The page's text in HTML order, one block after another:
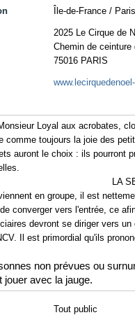
Île-de-France / Paris
2025 Le Cirque de
Chemin de ceinture
75016 PARIS
Loyal aux acrobates,
comme toujours la joie des
auront le choix : ils pourront
LA
en groupe, il est
converger vers l'entrée, ce
devront se diriger vers
Il est primordial qu'ils
non prévues ou
jouer avec la jauge.
Tout public